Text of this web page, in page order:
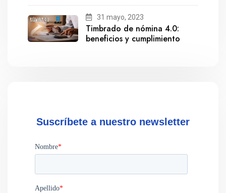
31 mayo, 2023
Timbrado de nómina 4.0:
beneficios y cumplimiento
Suscríbete a nuestro newsletter